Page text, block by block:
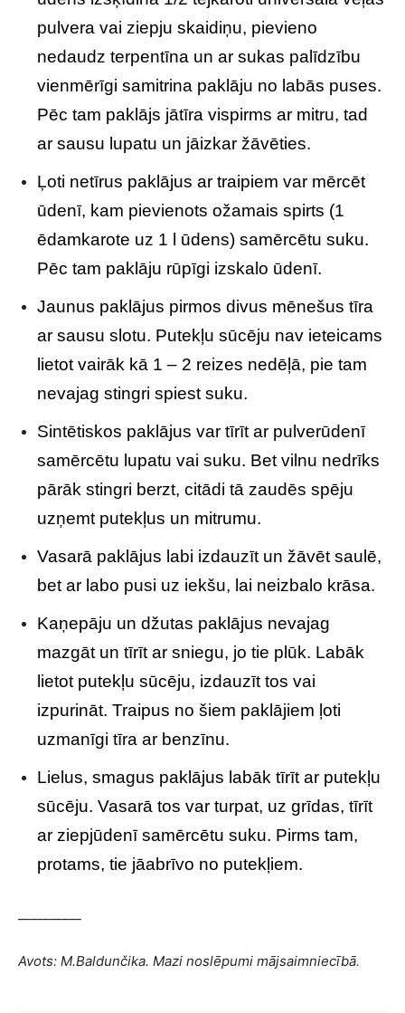
pulvera vai ziepju skaidiņu, pievieno
nedaudz terpentīna un ar sukas palīdzību
vienmērīgi samitrina paklāju no labās puses.
Pēc tam paklājs jātīra vispirms ar mitru, tad
ar sausu lupatu un jāizkar žāvēties.
Ļoti netīrus paklājus ar traipiem var mērcēt
ūdenī, kam pievienots ožamais spirts (1
ēdamkarote uz 1 l ūdens) samērcētu suku.
Pēc tam paklāju rūpīgi izskalo ūdenī.
Jaunus paklājus pirmos divus mēnešus tīra
ar sausu slotu. Putekļu sūcēju nav ieteicams
lietot vairāk kā 1 – 2 reizes nedēļā, pie tam
nevajag stingri spiest suku.
Sintētiskos paklājus var tīrīt ar pulverūdenī
samērcētu lupatu vai suku. Bet vilnu nedrīks
pārāk stingri berzt, citādi tā zaudēs spēju
uzņemt putekļus un mitrumu.
Vasarā paklājus labi izdauzīt un žāvēt saulē,
bet ar labo pusi uz iekšu, lai neizbalo krāsa.
Kaņepāju un džutas paklājus nevajag
mazgāt un tīrīt ar sniegu, jo tie plūk. Labāk
lietot putekļu sūcēju, izdauzīt tos vai
izpurināt. Traipus no šiem paklājiem ļoti
uzmanīgi tīra ar benzīnu.
Lielus, smagus paklājus labāk tīrīt ar putekļu
sūcēju. Vasarā tos var turpat, uz grīdas, tīrīt
ar ziepjūdenī samērcētu suku. Pirms tam,
protams, tie jāabrīvo no putekļiem.
Avots: M.Baldunčika. Mazi noslēpumi mājsaimniecībā.